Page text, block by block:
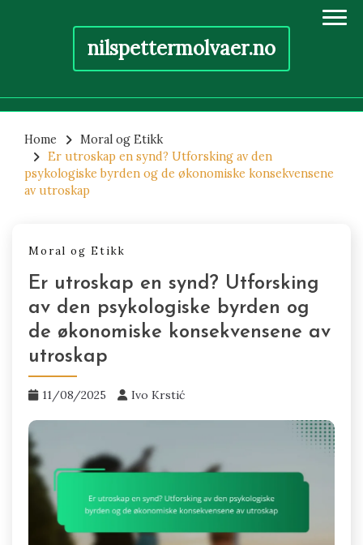
nilspettermolvaer.no
content
Home
Moral og Etikk
Er utroskap en synd? Utforsking av den
psykologiske byrden og de økonomiske konsekvensene
av utroskap
Moral og Etikk
Er utroskap en synd? Utforsking
av den psykologiske byrden og
de økonomiske konsekvensene av
utroskap
11/08/2025 Ivo Krstić